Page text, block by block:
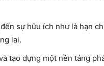
sự hữu ích như là hạn
lai.
tạo dựng một nền tảng